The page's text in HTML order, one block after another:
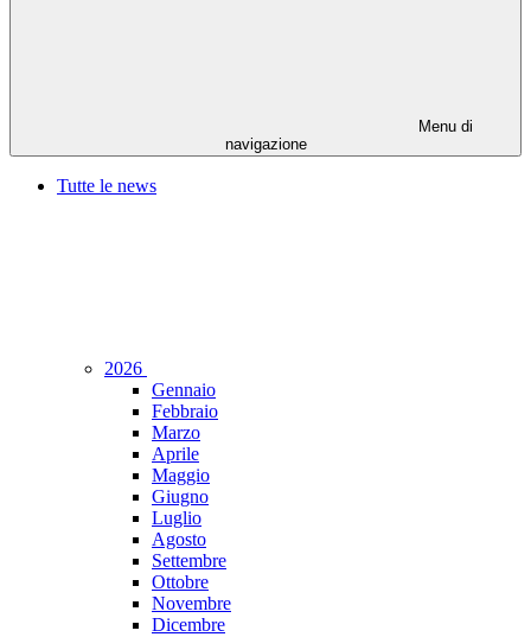
Menu di
navigazione
Tutte le news
2026
Gennaio
Febbraio
Marzo
Aprile
Maggio
Giugno
Luglio
Agosto
Settembre
Ottobre
Novembre
Dicembre